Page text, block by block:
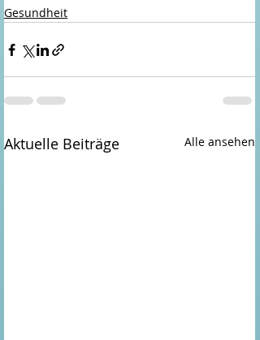
Gesundheit
Aktuelle Beiträge Alle ansehen